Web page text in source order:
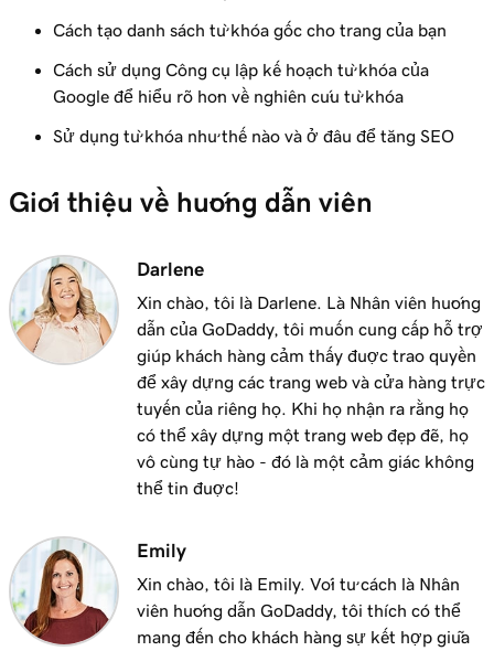
Cách tạo danh sách từ khóa gốc cho trang của bạn
Cách sử dụng Công cụ lập kế hoạch từ khóa của
Google để hiểu rõ hơn về nghiên cứu từ khóa
Sử dụng từ khóa như thế nào và ở đâu để tăng SEO
Giới thiệu về hướng dẫn viên
Darlene
Xin chào, tôi là Darlene. Là Nhân viên hướng
dẫn của GoDaddy, tôi muốn cung cấp hỗ trợ
giúp khách hàng cảm thấy được trao quyền
để xây dựng các trang web và cửa hàng trực
tuyến của riêng họ. Khi họ nhận ra rằng họ
có thể xây dựng một trang web đẹp đẽ, họ
vô cùng tự hào - đó là một cảm giác không
thể tin được!
Emily
Xin chào, tôi là Emily. Với tư cách là Nhân
viên hướng dẫn GoDaddy, tôi thích có thể
mang đến cho khách hàng sự kết hợp giữa